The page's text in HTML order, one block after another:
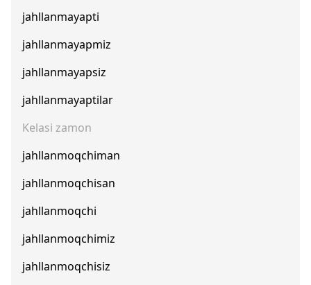
jahllanmayapti
jahllanmayapmiz
jahllanmayapsiz
jahllanmayaptilar
Kelasi zamon
jahllanmoqchiman
jahllanmoqchisan
jahllanmoqchi
jahllanmoqchimiz
jahllanmoqchisiz